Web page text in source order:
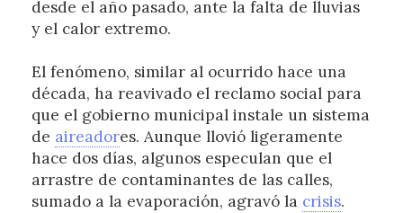
desde el año pasado, ante la falta de lluvias
y el calor extremo.
El fenómeno, similar al ocurrido hace una
década, ha reavivado el reclamo social para
que el gobierno municipal instale un sistema
de aireadores. Aunque llovió ligeramente
hace dos días, algunos especulan que el
arrastre de contaminantes de las calles,
sumado a la evaporación, agravó la crisis.